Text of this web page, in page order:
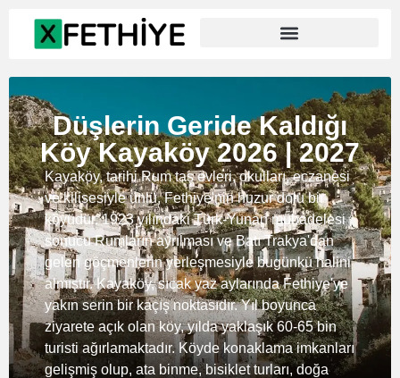
Düşlerin Geride Kaldığı
Köy Kayaköy 2026 | 2027
Kayaköy, tarihi Rum taş evleri, okulları, eczanesi
ve kilisesiyle ünlü, Fethiye'nin huzur dolu bir
köyüdür. 1923 yılındaki Türk-Yunan mübadelesi
sonucu Rumların ayrılması ve Batı Trakya'dan
gelen göçmenlerin yerleşmesiyle bugünkü halini
almıştır. Kayaköy, sıcak yaz aylarında Fethiye'ye
yakın serin bir kaçış noktasıdır. Yıl boyunca
ziyarete açık olan köy, yılda yaklaşık 60-65 bin
turisti ağırlamaktadır. Köyde konaklama imkanları
gelişmiş olup, ata binme, bisiklet turları, doğa